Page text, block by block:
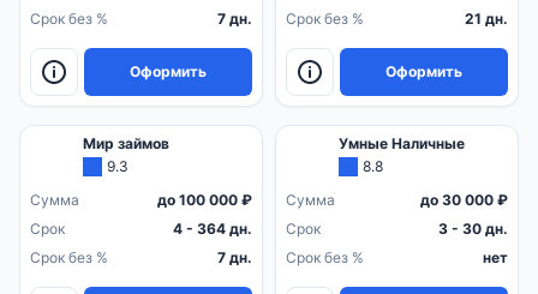
Срок без %
7 дн.
Оформить
Срок без %
21 дн.
Оформить
Мир займов
9.3
Сумма
до 100 000 ₽
Срок
4 - 364 дн.
Срок без %
7 дн.
Умные Наличные
8.8
Сумма
до 30 000 ₽
Срок
3 - 30 дн.
Срок без %
нет